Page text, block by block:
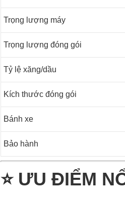
Trọng lượng máy
Trọng lượng đóng gói
Tỷ lệ xăng/dầu
Kích thước đóng gói
Bánh xe
Bảo hành
⭐ƯU ĐIỂM